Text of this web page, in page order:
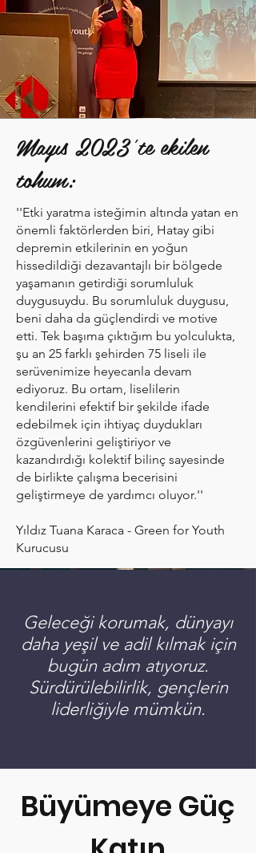
''Etki yaratma isteğimin altında yatan en
önemli faktörlerden biri, Hatay gibi
depremin etkilerinin en yoğun
hissedildiği dezavantajlı bir bölgede
yaşamanın getirdiği sorumluluk
duygusuydu. Bu sorumluluk duygusu,
beni daha da güçlendirdi ve motive
etti. Tek başıma çıktığım bu yolculukta,
şu an 25 farklı şehirden 75 liseli ile
serüvenimize heyecanla devam
ediyoruz. Bu ortam, liselilerin
kendilerini efektif bir şekilde ifade
edebilmek için ihtiyaç duydukları
özgüvenlerini geliştiriyor ve
kazandırdığı kolektif bilinç sayesinde
de birlikte çalışma becerisini
geliştirmeye de yardımcı oluyor.''
Yıldız Tuana Karaca - Green for Youth
Kurucusu
Mayıs 2023'te ekilen
tohum:
Geleceği korumak, dünyayı
daha yeşil ve adil kılmak için
bugün adım atıyoruz.
Sürdürülebilirlik, gençlerin
liderliğiyle mümkün.
Büyümeye Güç